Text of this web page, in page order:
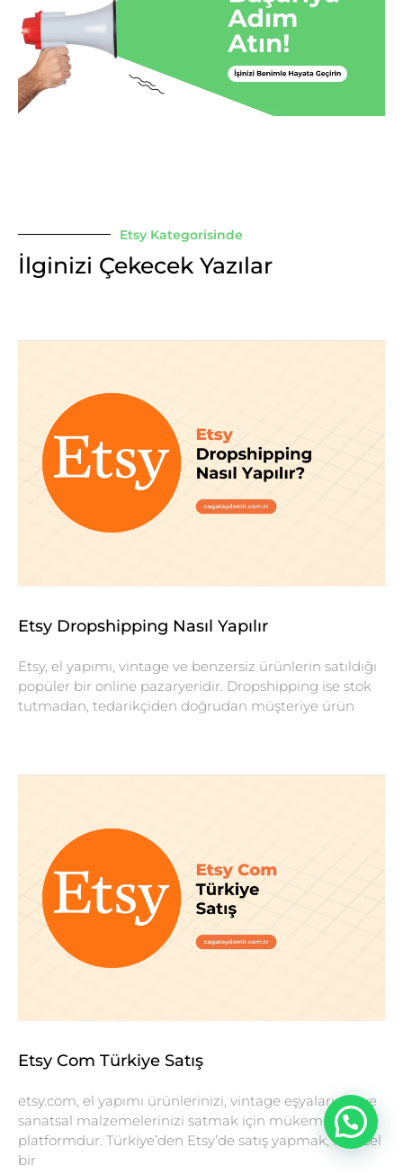
Etsy Kategorisinde
İlginizi Çekecek Yazılar
Etsy Dropshipping Nasıl Yapılır
Etsy, el yapımı, vintage ve benzersiz ürünlerin satıldığı
popüler bir online pazaryeridir. Dropshipping ise stok
tutmadan, tedarikçiden doğrudan müşteriye ürün
Etsy Com Türkiye Satış
etsy.com, el yapımı ürünlerinizi, vintage eşyalarınızı ve
sanatsal malzemelerinizi satmak için mükemmel bir
platformdur. Türkiye’den Etsy’de satış yapmak, küresel
bir